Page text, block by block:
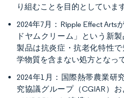
り組むことを目的としています
2024年7月：Ripple Effect Arts
ドヤムクリーム」という新
製品は抗炎症・抗老化特性
学物質を含まない処方となっ
2024年1月：国際熱帯農業研
究協議グループ（CGIAR）